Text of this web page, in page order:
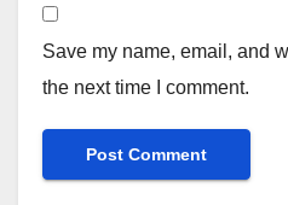
Save my name, email, and
the next time I comment.